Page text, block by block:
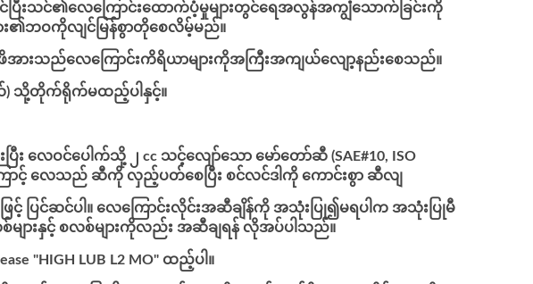
ပြီးသင်၏လေကြောင်းထောက်ပံ့မှုများတွင်ရေအလွန်အကျွံသောက်ခြင်းကို
ဘဝကိုလျင်မြန်စွာတိုစေလိမ့်မည်။
အားသည်လေကြောင်းကိရိယာများကိုအကြီးအကျယ်လျော့နည်းစေသည်။
ယ်) သို့တိုက်ရိုက်မထည့်ပါနှင့်။
လေဝင်ပေါက်သို့ ၂ cc သင့်လျော်သော မော်တော်ဆီ (SAE#10, ISO
ောင့် လေသည် ဆီကို လှည့်ပတ်စေပြီး စင်လင်ဒါကို ကောင်းစွာ ဆီလျ
ြင့် ပြင်ဆင်ပါ။ လေကြောင်းလိုင်းအဆီချိန်ကို အသုံးပြု၍မရပါက အသုံးပြုမီ
များနှင့် စလစ်များကိုလည်း အဆီချရန် လိုအပ်ပါသည်။
"HIGH LUB L2 MO" ထည့်ပါ။